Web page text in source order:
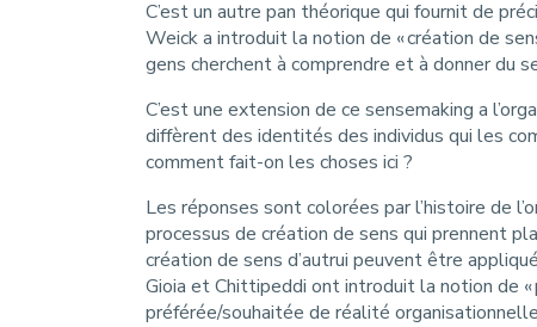
C’est un autre pan théorique qui fournit de
Weick a introduit la notion de « création de
gens cherchent à comprendre et à donner du
C’est une extension de ce sensemaking a
diffèrent des identités des individus qui les
comment fait-on les choses ici ?
Les réponses sont colorées par l’histoire de
processus de création de sens qui prennent
création de sens d’autrui peuvent être
Gioia et Chittipeddi ont introduit la notion de «
préférée/souhaitée de réalité